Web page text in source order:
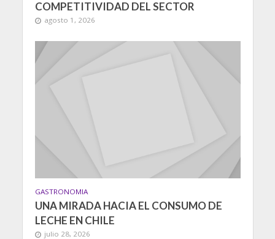
COMPETITIVIDAD DEL SECTOR
agosto 1, 2026
GASTRONOMIA
UNA MIRADA HACIA EL CONSUMO DE
LECHE EN CHILE
julio 28, 2026